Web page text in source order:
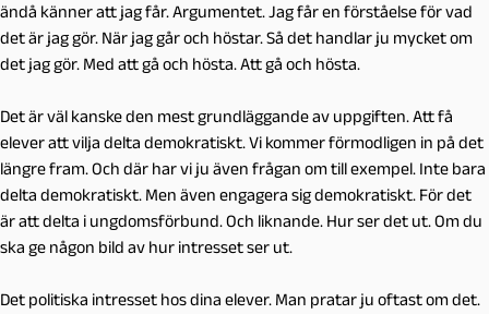
ändå känner att jag får. Argumentet. Jag får en förståelse för vad
det är jag gör. När jag går och höstar. Så det handlar ju mycket om
det jag gör. Med att gå och hösta. Att gå och hösta.
Det är väl kanske den mest grundläggande av uppgiften. Att få
elever att vilja delta demokratiskt. Vi kommer förmodligen in på det
längre fram. Och där har vi ju även frågan om till exempel. Inte bara
delta demokratiskt. Men även engagera sig demokratiskt. För det
är att delta i ungdomsförbund. Och liknande. Hur ser det ut. Om du
ska ge någon bild av hur intresset ser ut.
Det politiska intresset hos dina elever. Man pratar ju oftast om det.